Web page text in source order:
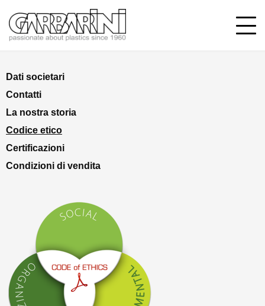
Dati societari
Contatti
La nostra storia
Codice etico
Certificazioni
Condizioni di vendita